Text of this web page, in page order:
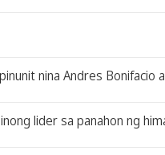
nina Andres
lider sa panahon ng